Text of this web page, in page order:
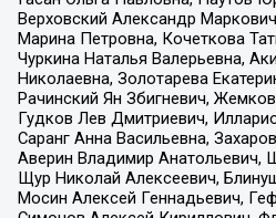
Верховский Александр
Марина Петровна, Кочеткова
Чуркина Наталья Валерьевна,
Николаевна, Золотарева
Рачинский Ян Збигневич,
Гудков Лев Дмитриевич,
Саранг Анна Васильевна,
Аверин Владимир Анатольевич,
Щур Николай Алексеевич,
Мосин Алексей Геннадьевич,